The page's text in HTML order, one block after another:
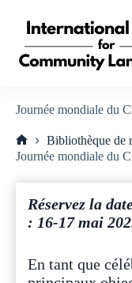
contenu
Journée mondiale du
Accueil
Bibliothèque de
Journée mondiale du
Réservez la
: 16-17 mai
En tant que